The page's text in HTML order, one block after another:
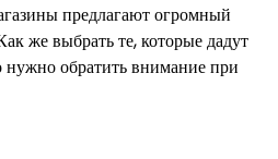
предлагают огромный
же выбрать те, которые дадут
нужно обратить внимание при